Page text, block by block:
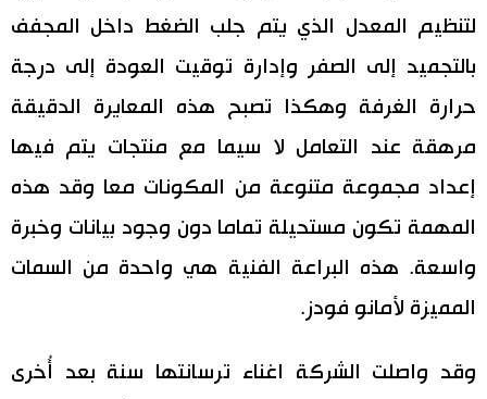
لتنظيم المعدل الذي يتم جلب الضغط داخل المجفف
بالتجميد إلى الصفر وإدارة توقيت العودة إلى درجة
حرارة الغرفة وهكذا تصبح هذه المعايرة الدقيقة
مرهقة عند التعامل لا سيما مع منتجات يتم فيها
إعداد مجموعة متنوعة من المكونات معا وقد هذه
المهمة تكون مستحيلة تماما دون وجود بيانات وخبرة
واسعة. هذه البراعة الفنية هي واحدة من السمات
المميزة لأمانو فودز.
وقد واصلت الشركة اغناء ترسانتها سنة بعد أُخرى